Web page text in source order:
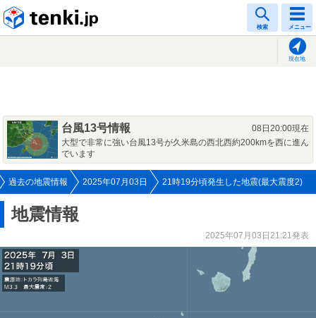
検索 メニュー
現在地
台風13号情報
08日20:00現在
大型で非常に強い台風13号が久米島の西北西約200kmを西に進ん
でいます
過去の地震情報 2025年07月03日 21時19分頃発生した地震(最大震度2)
地震情報
2025年07月03日21:21発表